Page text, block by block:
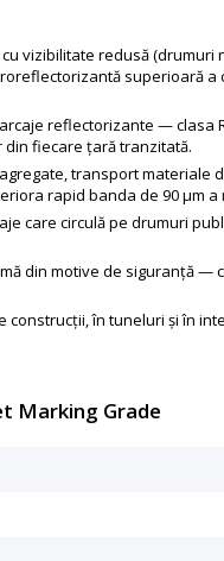
vizibilitate redusă (drumuri
superioară a
reflectorizante — clasa
fiecare țară tranzitată.
transport materiale
rapid banda de 90 μm a
care circulă pe drumuri
din motive de siguranță —
în tuneluri și în
Marking Grade